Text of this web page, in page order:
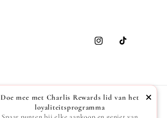
InstagramTikTok
Doe mee met Charlis Rewards lid van het
loyaliteitsprogramma